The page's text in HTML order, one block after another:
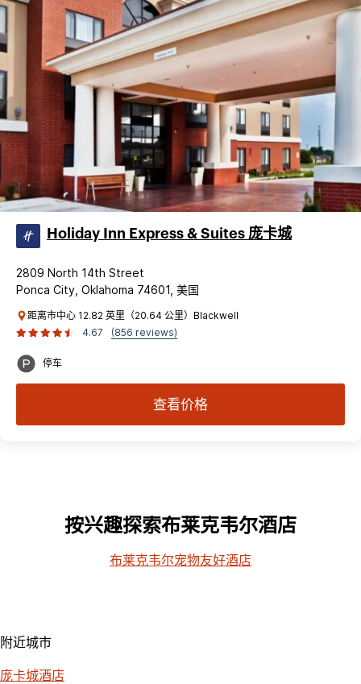
Holiday Inn Express & Suites 庞卡城
2809 North 14th Street
Ponca City, Oklahoma 74601, 美国
距离市中心 12.82 英里（20.64 公里）Blackwell
4.67
(856 reviews)
停车
查看价格
按兴趣探索布莱克韦尔酒店
布莱克韦尔宠物友好酒店
附近城市
庞卡城酒店